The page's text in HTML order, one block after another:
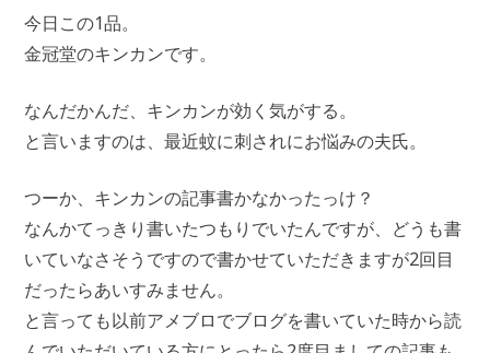
今日この1品。
金冠堂のキンカンです。
なんだかんだ、キンカンが効く気がする。
と言いますのは、最近蚊に刺されにお悩みの夫氏。
つーか、キンカンの記事書かなかったっけ？
なんかてっきり書いたつもりでいたんですが、どうも書
いていなさそうですので書かせていただきますが2回目
だったらあいすみません。
と言っても以前アメブロでブログを書いていた時から読